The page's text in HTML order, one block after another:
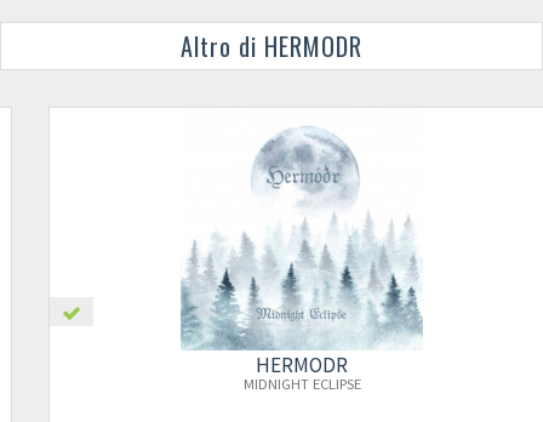
Altro di HERMODR
HERMODR
MIDNIGHT ECLIPSE